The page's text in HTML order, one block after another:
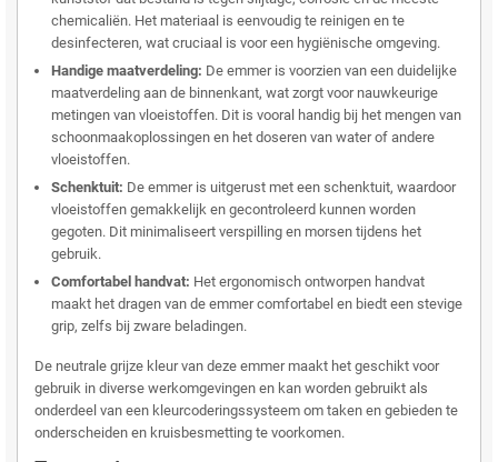
chemicaliën. Het materiaal is eenvoudig te reinigen en te
desinfecteren, wat cruciaal is voor een hygiënische omgeving.
Handige maatverdeling: De emmer is voorzien van een duidelijke
maatverdeling aan de binnenkant, wat zorgt voor nauwkeurige
metingen van vloeistoffen. Dit is vooral handig bij het mengen van
schoonmaakoplossingen en het doseren van water of andere
vloeistoffen.
Schenktuit: De emmer is uitgerust met een schenktuit, waardoor
vloeistoffen gemakkelijk en gecontroleerd kunnen worden
gegoten. Dit minimaliseert verspilling en morsen tijdens het
gebruik.
Comfortabel handvat: Het ergonomisch ontworpen handvat
maakt het dragen van de emmer comfortabel en biedt een stevige
grip, zelfs bij zware beladingen.
De neutrale grijze kleur van deze emmer maakt het geschikt voor
gebruik in diverse werkomgevingen en kan worden gebruikt als
onderdeel van een kleurcoderingssysteem om taken en gebieden te
onderscheiden en kruisbesmetting te voorkomen.